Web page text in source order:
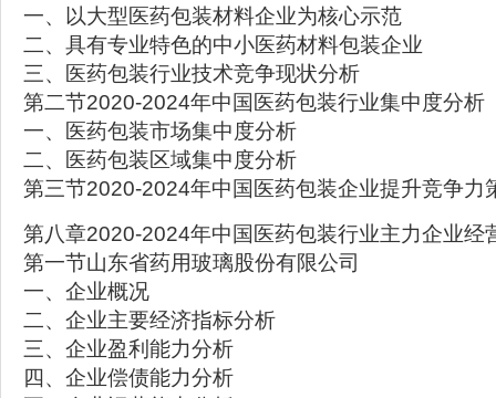
一、以大型医药包装材料企业为核心示范
二、具有专业特色的中小医药材料包装企业
三、医药包装行业技术竞争现状分析
第二节2020-2024年中国医药包装行业集中度分析
一、医药包装市场集中度分析
二、医药包装区域集中度分析
第三节2020-2024年中国医药包装企业提升竞争力
第八章2020-2024年中国医药包装行业主力企业经
第一节山东省药用玻璃股份有限公司
一、企业概况
二、企业主要经济指标分析
三、企业盈利能力分析
四、企业偿债能力分析